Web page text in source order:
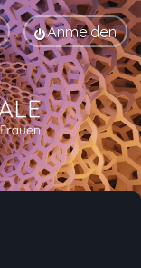
Anmelden